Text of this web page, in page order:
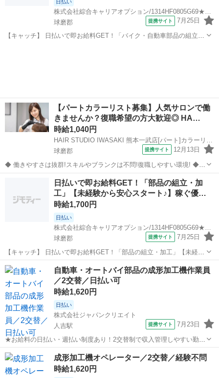
日払い
球磨郡
提携サイト 7月25日
【キャッチ】 日払いで即お給料GET！「バイク・自動車部品の組立・
【パートカラーリスト募集】人気サロンで働
きませんか？復職希望の方大歓迎◎ HA…
時給1,040円
HAIR STUDIO IWASAKI 熊本一武店[パート]カラーリスト(株式会社ハクブン)
球磨郡
提携サイト 12月13日
◆ 働きやすさは抜群!スキルやブランクは不問!復職しやすい環境! ◆
自分のライフスタイルに合わせて働けます。 ブランクのある方も、分
かりやすいレッスンで技術に自信をつけてから安心してデビューでき
ますよ。 働きやすさは抜...
球磨郡 美容師
日払いで即お給料GET！「部品の組立・加
工」【未経験から安心スタート♪】稼ぐ優…
時給1,700円
日払い
株式会社綜合キャリアオプション/1314HF0805G69★24-S
球磨郡
提携サイト 7月25日
【キャッチ】 日払いで即お給料GET！「部品の組立・加工」【未経験
から安心スタート♪】稼ぐ優先・高収入Work☆程よい残業でお小遣い
稼ぎ♪高時給1700円！ 【コメント】 製造のお仕事をお探しの方必見！
「経験ないけど大...
熊本 工場
自動車・オートバイ部品の成形加工機作業員
／2交替／日払い可
時給1,620円
日払い
株式会社ジャパンクリエイト
人吉駅
提携サイト 7月23日
★お給料の日払い・週払い制度あり！2交替制で収入管理しやすい勤務
です／20代・30代・40代・50代在籍中 ＼株式会社ジャパンクリエイト
の強み／ 【製造・物流に特化した圧倒的な専門性】 ジャパンクリエイ
トは、製造・物流分...
熊本 人吉駅
成形加工機オペレーター／2交替／経験不問
時給1,620円